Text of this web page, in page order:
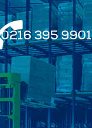
0216 395 9901